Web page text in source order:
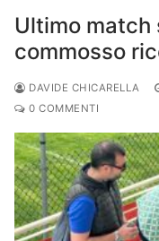
Esordienti
Ultimo match
commosso
DAVIDE CHICARELLA
0 COMMENTI